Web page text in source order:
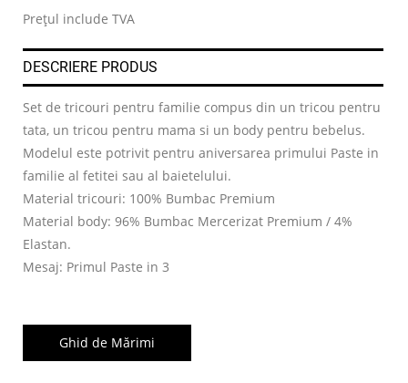
Prețul include TVA
DESCRIERE PRODUS
Set de tricouri pentru familie compus din un tricou pentru
tata, un tricou pentru mama si un body pentru bebelus.
Modelul este potrivit pentru aniversarea primului Paste in
familie al fetitei sau al baietelului.
Material tricouri: 100% Bumbac Premium
Material body: 96% Bumbac Mercerizat Premium / 4%
Elastan.
Mesaj: Primul Paste in 3
Ghid de Mărimi